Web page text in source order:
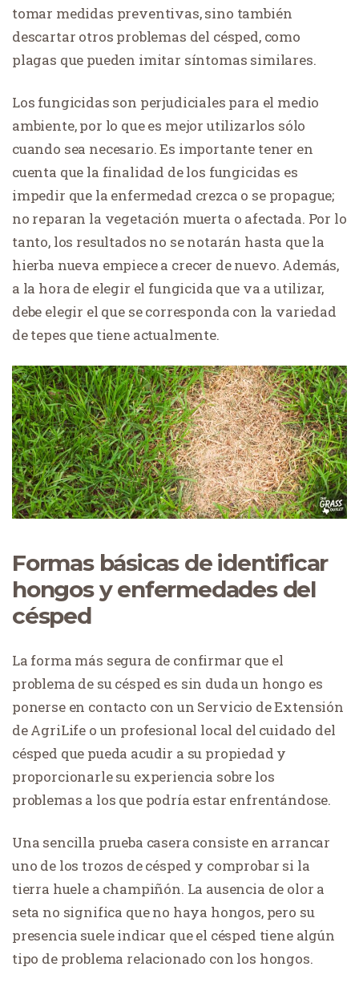
tomar medidas preventivas, sino también
descartar otros problemas del césped, como
plagas que pueden imitar síntomas similares.
Los fungicidas son perjudiciales para el medio
ambiente, por lo que es mejor utilizarlos sólo
cuando sea necesario. Es importante tener en
cuenta que la finalidad de los fungicidas es
impedir que la enfermedad crezca o se propague;
no reparan la vegetación muerta o afectada. Por lo
tanto, los resultados no se notarán hasta que la
hierba nueva empiece a crecer de nuevo. Además,
a la hora de elegir el fungicida que va a utilizar,
debe elegir el que se corresponda con la variedad
de tepes que tiene actualmente.
Formas básicas de identificar
hongos y enfermedades del
césped
La forma más segura de confirmar que el
problema de su césped es sin duda un hongo es
ponerse en contacto con un Servicio de Extensión
de AgriLife o un profesional local del cuidado del
césped que pueda acudir a su propiedad y
proporcionarle su experiencia sobre los
problemas a los que podría estar enfrentándose.
Una sencilla prueba casera consiste en arrancar
uno de los trozos de césped y comprobar si la
tierra huele a champiñón. La ausencia de olor a
seta no significa que no haya hongos, pero su
presencia suele indicar que el césped tiene algún
tipo de problema relacionado con los hongos.